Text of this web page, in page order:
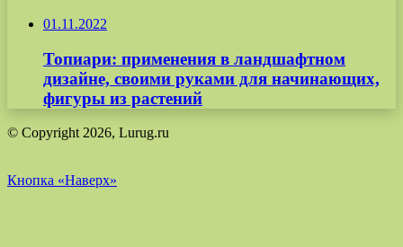
01.11.2022
Топиари: применения в ландшафтном
дизайне, своими руками для начинающих,
фигуры из растений
© Copyright 2026, Lurug.ru
Кнопка «Наверх»